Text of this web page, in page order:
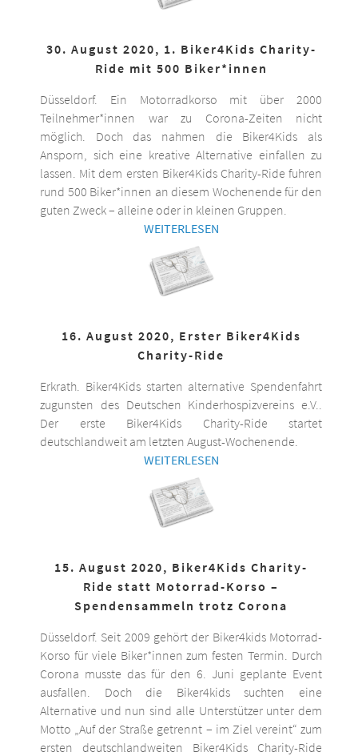
30. August 2020, 1. Biker4Kids Charity-
Ride mit 500 Biker*innen
Düsseldorf. Ein Motorradkorso mit über 2000
Teilnehmer*innen war zu Corona-Zeiten nicht
möglich. Doch das nahmen die Biker4Kids als
Ansporn, sich eine kreative Alternative einfallen zu
lassen. Mit dem ersten Biker4Kids Charity-Ride fuhren
rund 500 Biker*innen an diesem Wochenende für den
guten Zweck – alleine oder in kleinen Gruppen.
WEITERLESEN
16. August 2020, Erster Biker4Kids
Charity-Ride
Erkrath. Biker4Kids starten alternative Spendenfahrt
zugunsten des Deutschen Kinderhospizvereins e.V..
Der erste Biker4Kids Charity-Ride startet
deutschlandweit am letzten August-Wochenende.
WEITERLESEN
15. August 2020, Biker4Kids Charity-
Ride statt Motorrad-Korso –
Spendensammeln trotz Corona
Düsseldorf. Seit 2009 gehört der Biker4kids Motorrad-
Korso für viele Biker*innen zum festen Termin. Durch
Corona musste das für den 6. Juni geplante Event
ausfallen. Doch die Biker4kids suchten eine
Alternative und nun sind alle Unterstützer unter dem
Motto „Auf der Straße getrennt – im Ziel vereint“ zum
ersten deutschlandweiten Biker4Kids Charity-Ride